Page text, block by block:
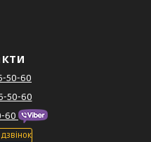
50-60
50-60
60